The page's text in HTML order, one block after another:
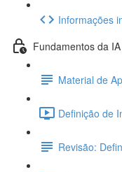
Informações
Fundamentos da IA
Material de
Definição de
Revisão: